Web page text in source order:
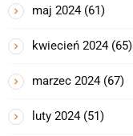
maj 2024 (61)
kwiecień 2024 (65)
marzec 2024 (67)
luty 2024 (51)